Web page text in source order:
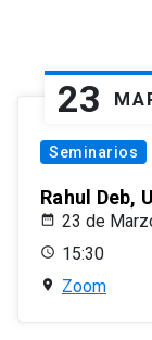
23
Seminarios
Rahul Deb,
23 de
15:30
Zoom